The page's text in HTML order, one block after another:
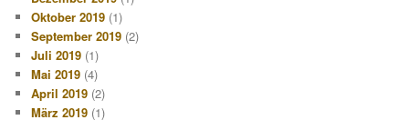
Oktober 2019 (1)
September 2019 (2)
Juli 2019 (1)
Mai 2019 (4)
April 2019 (2)
März 2019 (1)